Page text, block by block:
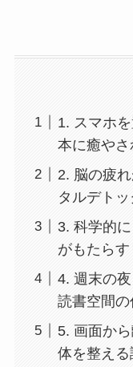
1. スマホ
本に癒や
2. 脳の疲
タルデト
3. 科学的
がもたら
4. 週末の
読書空間
5. 画面か
体を整え